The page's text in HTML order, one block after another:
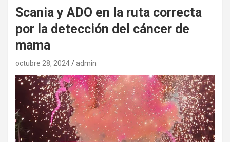
Scania y ADO en la ruta correcta
por la detección del cáncer de
mama
octubre 28, 2024 admin